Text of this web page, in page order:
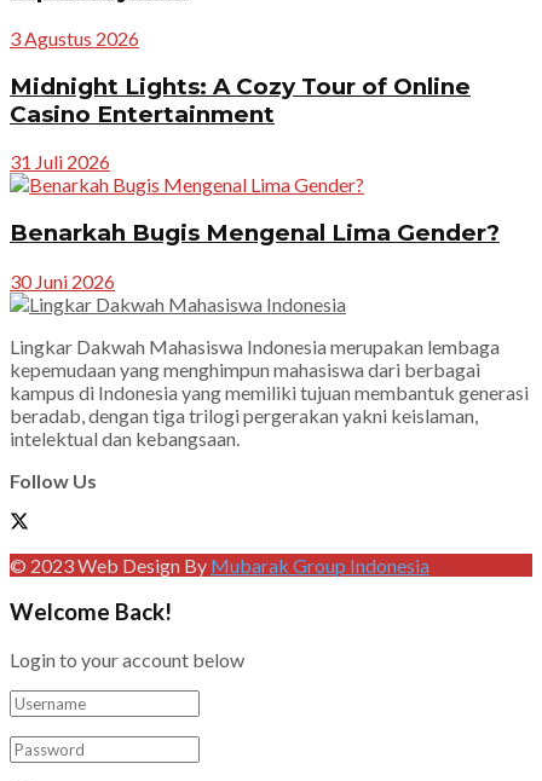
3 Agustus 2026
Midnight Lights: A Cozy Tour of Online
Casino Entertainment
31 Juli 2026
Benarkah Bugis Mengenal Lima Gender?
30 Juni 2026
Lingkar Dakwah Mahasiswa Indonesia merupakan lembaga
kepemudaan yang menghimpun mahasiswa dari berbagai
kampus di Indonesia yang memiliki tujuan membantuk generasi
beradab, dengan tiga trilogi pergerakan yakni keislaman,
intelektual dan kebangsaan.
Follow Us
© 2023 Web Design By Mubarak Group Indonesia
Welcome Back!
Login to your account below